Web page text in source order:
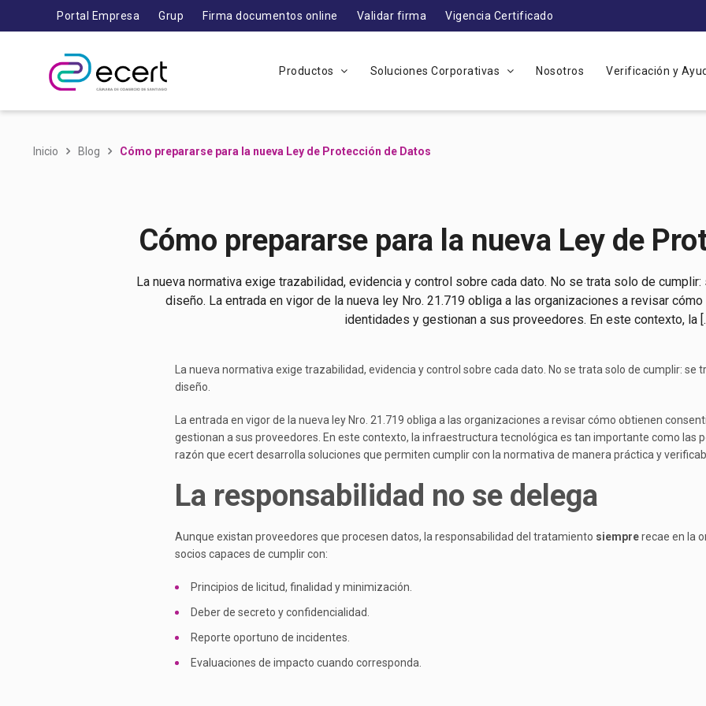
Portal Empresa Grup Firma documentos online Validar firma Vigencia Certificado
Productos Soluciones Corporativas Nosotros Verificación y
Inicio Blog Cómo prepararse para la nueva Ley de Protección de Datos
Cómo prepararse para la nueva Ley de
La nueva normativa exige trazabilidad, evidencia y control sobre cada dato. No se trata solo de
diseño. La entrada en vigor de la nueva ley Nro. 21.719 obliga a las organizaciones a revisar
identidades y gestionan a sus proveedores. En este contexto, la
La nueva normativa exige trazabilidad, evidencia y control sobre cada dato. No se trata solo de cumplir:
diseño.
La entrada en vigor de la nueva ley Nro. 21.719 obliga a las organizaciones a revisar cómo obtienen
gestionan a sus proveedores. En este contexto, la infraestructura tecnológica es tan importante como las
razón que ecert desarrolla soluciones que permiten cumplir con la normativa de manera práctica y
La responsabilidad no se delega
Aunque existan proveedores que procesen datos, la responsabilidad del tratamiento siemprerecae en la
socios capaces de cumplir con:
Principios de licitud, finalidad y minimización.
Deber de secreto y confidencialidad.
Reporte oportuno de incidentes.
Evaluaciones de impacto cuando corresponda.